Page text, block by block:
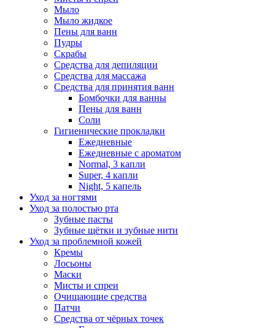
Мыло
Мыло жидкое
Пены для ванн
Пудры
Скрабы
Средства для депиляции
Средства для массажа
Средства для принятия ванн
Бомбочки для ванны
Пены для ванн
Соли
Гигиенические прокладки
Ежедневные
Ежедневные с ароматом
Normal, 3 капли
Super, 4 капли
Night, 5 капель
Уход за ногтями
Уход за полостью рта
Зубные пасты
Зубные щётки и зубные нити
Уход за проблемной кожей
Кремы
Лосьоны
Маски
Мисты и спреи
Очищающие средства
Патчи
Средства от чёрных точек